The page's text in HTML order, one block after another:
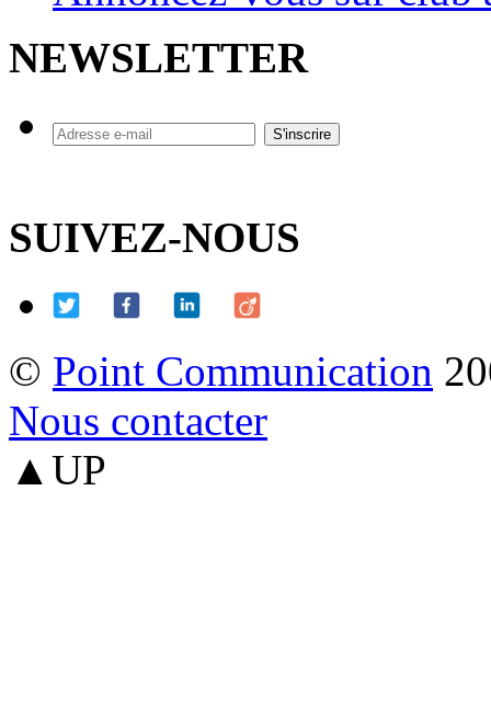
NEWSLETTER
SUIVEZ-NOUS
© Point Communication
Nous contacter
▲UP